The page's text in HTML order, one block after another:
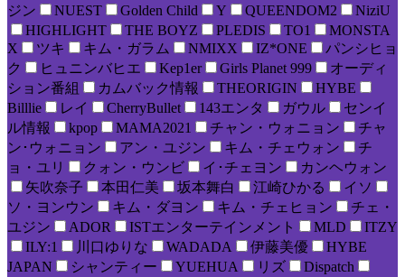
ジン
NUEST Golden Child Y QUEENDOM2
NiziU
HIGHLIGHT
THE BOYZ PLEDIS TO1
MONSTA
X
ツキ キム・ガラム NMIXX IZ*ONE
パンシヒョ
ク
ヒュニンバヒエ Kep1er Girls Planet 999
オーディ
ション番組
カムバック情報 THEORIGIN
HYBE
Billlie
レイ CherryBullet 143エンタ ガウル
センイ
ル情報
kpop MAMA2021 チャン・ウォニョン
チャ
ン･ウォニョン
アン・ユジン キム・チェウォン
チ
ョ・ユリ
クォン・ウンビ イ･チェヨン
カンヘウォン
矢吹奈子
本田仁美 坂本舞白 江崎ひかる
イソ
ソ・ヨンウン
キム・ダヨン キム・チェヒョン
チェ・
ユジン
ADOR ISTエンターテインメント MLD
ITZY
ILY:1
川口ゆりな WADADA 伊藤美優
HYBE
JAPAN
シャンティー YUEHUA リズ
Dispatch